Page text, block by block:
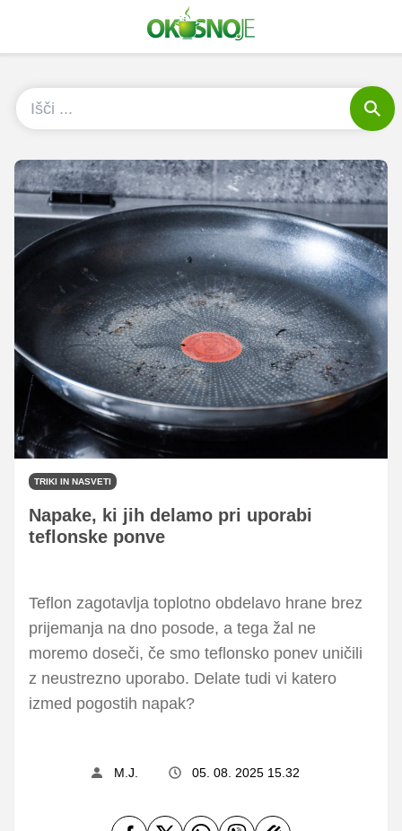
TRIKI IN NASVETI
Napake, ki jih delamo pri uporabi
teflonske ponve
Teflon zagotavlja toplotno obdelavo hrane brez
prijemanja na dno posode, a tega žal ne
moremo doseči, če smo teflonsko ponev uničili
z neustrezno uporabo. Delate tudi vi katero
izmed pogostih napak?
M.J. 05. 08. 2025 15.32